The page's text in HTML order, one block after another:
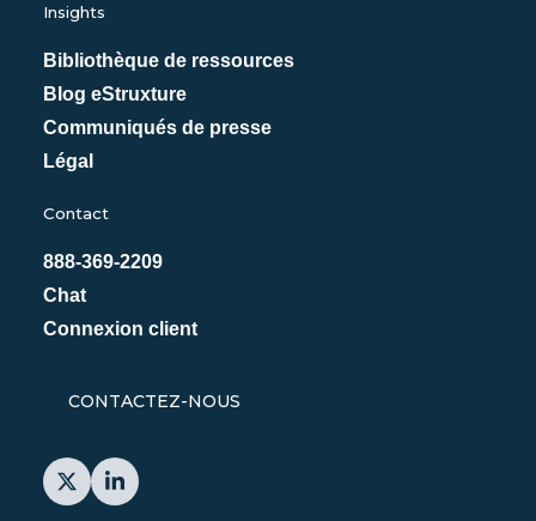
Insights
Bibliothèque de ressources
Blog eStruxture
Communiqués de presse
Légal
Contact
888-369-2209
Chat
Connexion client
CONTACTEZ-NOUS